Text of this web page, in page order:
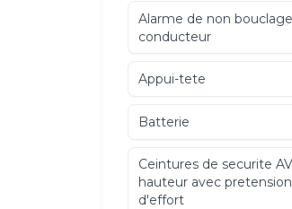
Alarme de non
conducteur
Appui-tete
Batterie
Ceintures de securite
hauteur avec
d'effort